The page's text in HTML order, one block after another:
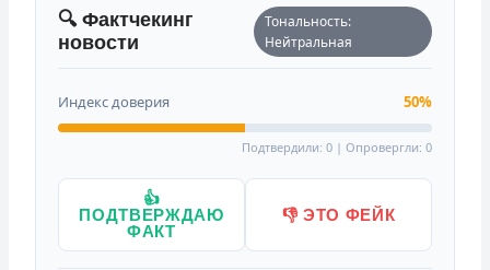
🔍 Фактчекинг
новости
Тональность:
Нейтральная
Индекс доверия 50%
Подтвердили: 0 | Опровергли: 0
👍
ПОДТВЕРЖДАЮ
ФАКТ
👎 ЭТО ФЕЙК